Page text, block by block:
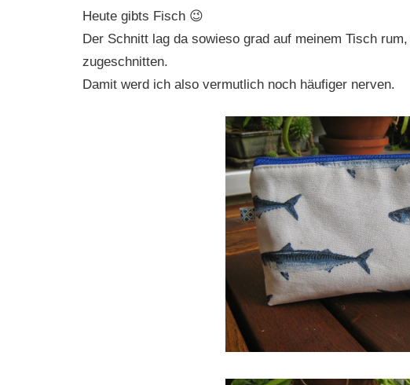
Heute gibts Fisch 😉
Der Schnitt lag da sowieso grad auf meinem Tisch
zugeschnitten.
Damit werd ich also vermutlich noch häufiger nerven.